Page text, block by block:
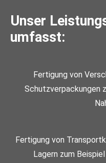
Unser
umfasst:
Fertigung von
Schutzverpackungen
Fertigung von
Lagern zum